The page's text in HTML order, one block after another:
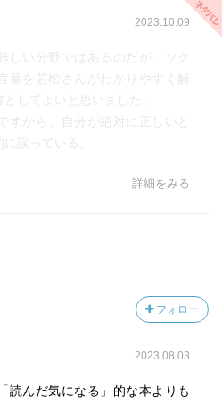
2023.10.09
しい分野ではあるのだが、ソク
葉を若松さんがわかりやすく解
してよいと思いました。
すから、自分が絶対に正しいと
誤っている。
詳細をみる
フォロー
2023.08.03
読んだ気になる」的な本よりも